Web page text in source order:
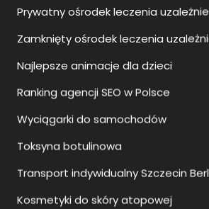
Prywatny ośrodek leczenia
Zamknięty ośrodek leczenia
Najlepsze animacje dla dzieci
Ranking agencji SEO w Polsce
Wyciągarki do samochodów
Toksyna botulinowa
Transport indywidualny Szczecin
Kosmetyki do skóry atopowej